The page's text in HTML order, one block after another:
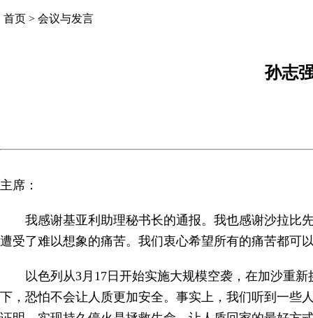
首页 > 会议与发言
孙志
主席：
我感谢基亚利助理秘书长的通报。我也感谢沙拉比
遭受了难以想象的痛苦。我们衷心希望所有的痛苦都可
以色列从3月17日开始实施大规模空袭，在加沙重
下，恐怕不会让人质更加安全。事实上，我们听到一些